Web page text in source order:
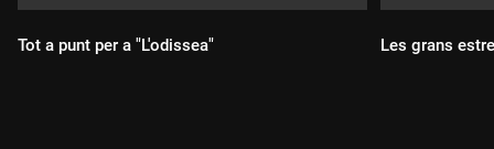
Tot a punt per a "L'odissea" Les grans